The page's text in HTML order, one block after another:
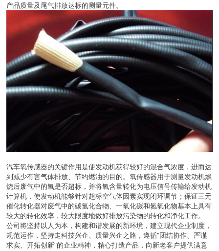
产品质量及尾气排放达标的测量元件。
汽车氧传感器的关键作用是使发动机获得较好的混合气浓度，进而达
到减少有害气体排放、节约燃油的目的。氧传感器用于测量发动机燃
烧后废气中的氧是否超标，并将氧含量转化为电压信号传输给发动机
计算机，使发动机能够针对超标空气体因素实现闭环调节；保证三元
催化转化器对废气中的碳氢化合物、一氧化碳和氮氧化物基本上具有
较大的转化效率，较大限度地做好排放污染物的转化和净化工作。
公司将坚持以人为本，构建和谐发展的新环境，建立现代企业制度，
规范运作，坚持走科技兴企、质量兴企之路，遵循"团结协作、严谨
求实、开拓创新"的企业精神，精心打造产品，向新老客户提供满意